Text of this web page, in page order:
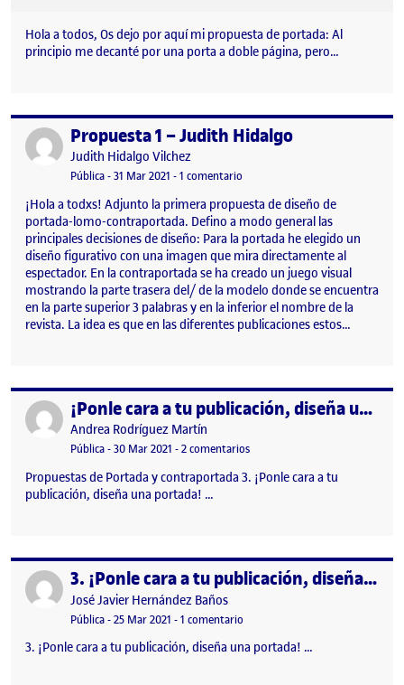
Hola a todos, Os dejo por aquí mi propuesta de portada: Al
principio me decanté por una porta a doble página, pero…
Publicado porPropuesta 1 – Judith Hidalgo
Publicado por
Judith Hidalgo Vilchez
Visibilidad:
Pública-Fecha de publicación
31 Mar 2021 31 marzo, 2021 3:38 pm
-1 comentario
¡Hola a todxs! Adjunto la primera propuesta de diseño de
portada-lomo-contraportada. Defino a modo general las
principales decisiones de diseño: Para la portada he elegido un
diseño figurativo con una imagen que mira directamente al
espectador. En la contraportada se ha creado un juego visual
mostrando la parte trasera del/ de la modelo donde se encuentra
en la parte superior 3 palabras y en la inferior el nombre de la
revista. La idea es que en las diferentes publicaciones estos…
Publicado por ¡Ponle cara a tu publicación, diseña una portada!
Publicado por
Andrea Rodríguez Martín
Visibilidad:
Pública-Fecha de publicación
30 Mar 2021 -2 comentariosen ¡Ponle cara a tu
Propuestas de Portada y contraportada 3. ¡Ponle cara a tu
publicación, diseña una portada! …
Publicado por 3. ¡Ponle cara a tu publicación, diseña una portada!
Publicado por
José Javier Hernández Baños
Visibilidad:
Pública-Fecha de publicación
25 Mar 2021 6 abril, 2021 5:01 pm
-1 comentario
3. ¡Ponle cara a tu publicación, diseña una portada! …